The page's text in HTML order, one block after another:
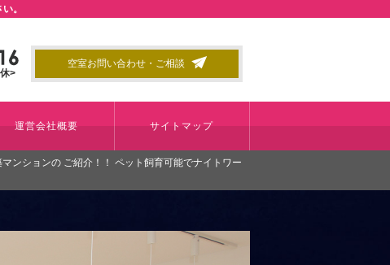
。
>
空室お問い合わせ・ご相談
運営会社概要 サイトマップ
ンションの ご紹介！！ ペット飼育可能でナイトワー